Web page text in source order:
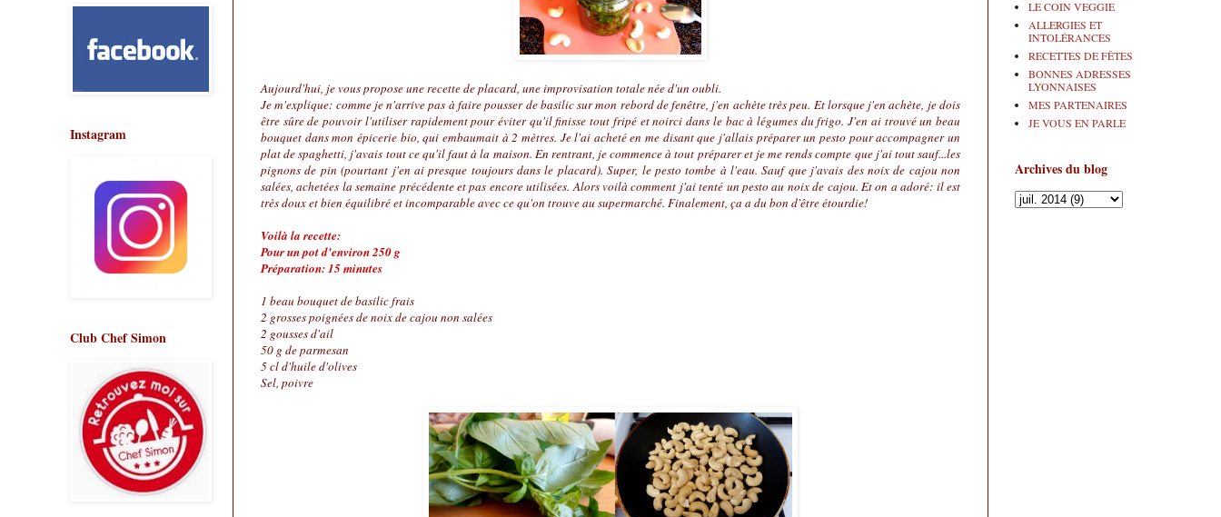
Aujourd'hui, je vous propose une recette de placard, une improvisation totale née d'un oubli.
Je m'explique: comme je n'arrive pas à faire pousser de basilic sur mon rebord de fenêtre, j'en achète très peu. Et lorsque j'en achète, je dois
être sûre de pouvoir l'utiliser rapidement pour éviter qu'il finisse tout fripé et noirci dans le bac à légumes du frigo. J'en ai trouvé un beau
bouquet dans mon épicerie bio, qui embaumait à 2 mètres. Je l'ai acheté en me disant que j'allais préparer un pesto pour accompagner un
plat de spaghetti, j'avais tout ce qu'il faut à la maison. En rentrant, je commence à tout préparer et je me rends compte que j'ai tout sauf...les
pignons de pin (pourtant j'en ai presque toujours dans le placard). Super, le pesto tombe à l'eau. Sauf que j'avais des noix de cajou non
salées, achetées la semaine précédente et pas encore utilisées. Alors voilà comment j'ai tenté un pesto au noix de cajou. Et on a adoré: il est
très doux et bien équilibré et incomparable avec ce qu'on trouve au supermarché. Finalement, ça a du bon d'être étourdie!
Voilà la recette:
Pour un pot d'environ 250 g
Préparation: 15 minutes
1 beau bouquet de basilic frais
2 grosses poignées de noix de cajou non salées
2 gousses d'ail
50 g de parmesan
5 cl d'huile d'olives
Sel, poivre
Instagram
Club Chef Simon
LE COIN VEGGIE
ALLERGIES ET
INTOLÉRANCES
RECETTES DE FÊTES
BONNES ADRESSES
LYONNAISES
MES PARTENAIRES
JE VOUS EN PARLE
Archives du blog